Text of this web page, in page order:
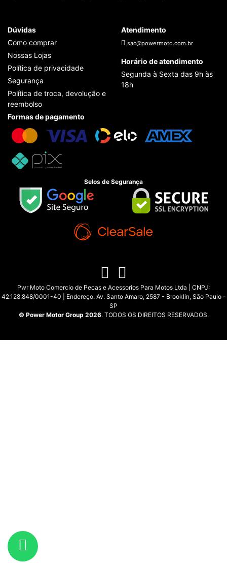
Dúvidas
Como comprar
Nossas Lojas
Política de privacidade
Segurança
Política de troca, devolução e
reembolso
Atendimento
sac@powermoto.com.br
Horário de atendimento
Segunda à Sexta das 9h às
18h
Formas de pagamento
Selos de Segurança
Pwr Moto Comercio de Pecas e Acessorios Para Motos Ltda | CNPJ:
42.128.848/0001-40 | Endereço: Av. Santo Amaro, 2587 - Brooklin, São Paulo -
SP
© Power Motor Group 2026. TODOS OS DIREITOS RESERVADOS.